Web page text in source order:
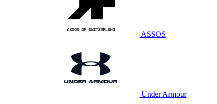
ASSOS
Under Armour